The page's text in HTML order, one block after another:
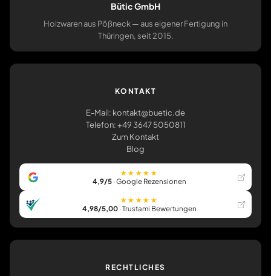
Bütic GmbH
Holzwaren aus Pößneck — aus eigener Fertigung in
Thüringen, seit 2015.
KONTAKT
E-Mail: kontakt@buetic.de
Telefon: +49 3647 5050811
Zum Kontakt
Blog
★★★★★
4,9/5· Google Rezensionen
★★★★★
4,98/5,00· Trustami Bewertungen
RECHTLICHES